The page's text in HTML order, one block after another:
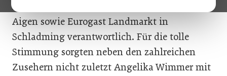
neben der LBS Aigen auch das Lehrlingshaus
Aigen sowie Eurogast Landmarkt in
Schladming verantwortlich. Für die tolle
Stimmung sorgten neben den zahlreichen
Zusehern nicht zuletzt Angelika Wimmer mit